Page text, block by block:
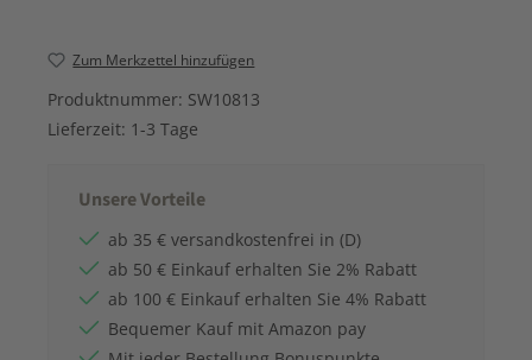
Zum Merkzettel hinzufügen
Produktnummer: SW10813
Lieferzeit: 1-3 Tage
Unsere Vorteile
ab 35 € versandkostenfrei in (D)
ab 50 € Einkauf erhalten Sie 2% Rabatt
ab 100 € Einkauf erhalten Sie 4% Rabatt
Bequemer Kauf mit Amazon pay